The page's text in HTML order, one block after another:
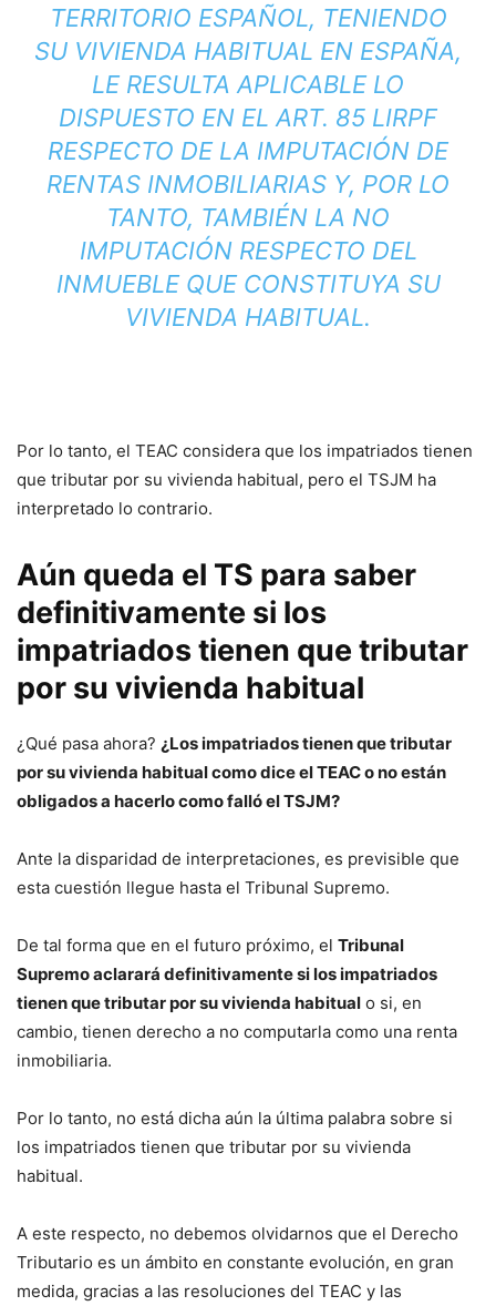
TERRITORIO ESPAÑOL, TENIENDO
SU VIVIENDA HABITUAL EN ESPAÑA,
LE RESULTA APLICABLE LO
DISPUESTO EN EL ART. 85 LIRPF
RESPECTO DE LA IMPUTACIÓN DE
RENTAS INMOBILIARIAS Y, POR LO
TANTO, TAMBIÉN LA NO
IMPUTACIÓN RESPECTO DEL
INMUEBLE QUE CONSTITUYA SU
VIVIENDA HABITUAL.
Por lo tanto, el TEAC considera que los impatriados tienen
que tributar por su vivienda habitual, pero el TSJM ha
interpretado lo contrario.
Aún queda el TS para saber
definitivamente si los
impatriados tienen que tributar
por su vivienda habitual
¿Qué pasa ahora? ¿Los impatriados tienen que tributar
por su vivienda habitual como dice el TEAC o no están
obligados a hacerlo como falló el TSJM?
Ante la disparidad de interpretaciones, es previsible que
esta cuestión llegue hasta el Tribunal Supremo.
De tal forma que en el futuro próximo, el Tribunal
Supremo aclarará definitivamente si los impatriados
tienen que tributar por su vivienda habitual o si, en
cambio, tienen derecho a no computarla como una renta
inmobiliaria.
Por lo tanto, no está dicha aún la última palabra sobre si
los impatriados tienen que tributar por su vivienda
habitual.
A este respecto, no debemos olvidarnos que el Derecho
Tributario es un ámbito en constante evolución, en gran
medida, gracias a las resoluciones del TEAC y las